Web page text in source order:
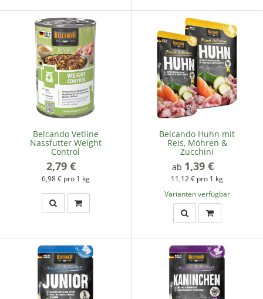
Belcando Vetline
Nassfutter Weight
Control
2,79 €
6,98 € pro 1 kg
Belcando Huhn mit
Reis, Möhren &
Zucchini
ab 1,39 €
11,12 € pro 1 kg
Varianten verfügbar